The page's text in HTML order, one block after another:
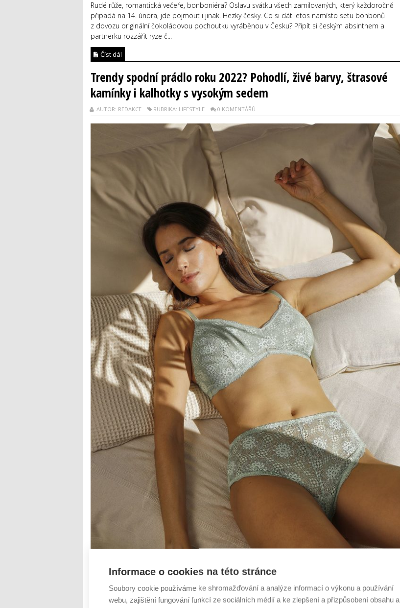
Rudé růže, romantická večeře, bonboniéra? Oslavu svátku všech zamilovaných, který každoročně
připadá na 14. února, jde pojmout i jinak. Hezky česky. Co si dát letos namísto setu bonbonů
z dovozu originální čokoládovou pochoutku vyráběnou v Česku? Připít si českým absinthem a
partnerku rozzářit ryze č...
Číst dál
Trendy spodní prádlo roku 2022? Pohodlí, živé barvy, štrasové
kamínky i kalhotky s vysokým sedem
AUTOR: REDAKCE RUBRIKA: LIFESTYLE 0 KOMENTÁŘŮ
Informace o cookies na této stránce
Soubory cookie používáme ke shromažďování a analýze informací o výkonu a používání
webu, zajištění fungování funkcí ze sociálních médií a ke zlepšení a přizpůsobení obsahu a